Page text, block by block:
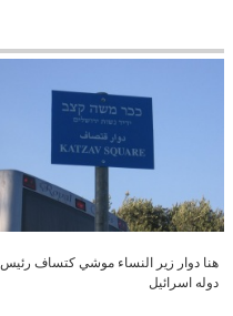
هنا دوار زير النساء موشي كتساف رئيس
دوله اسرائيل